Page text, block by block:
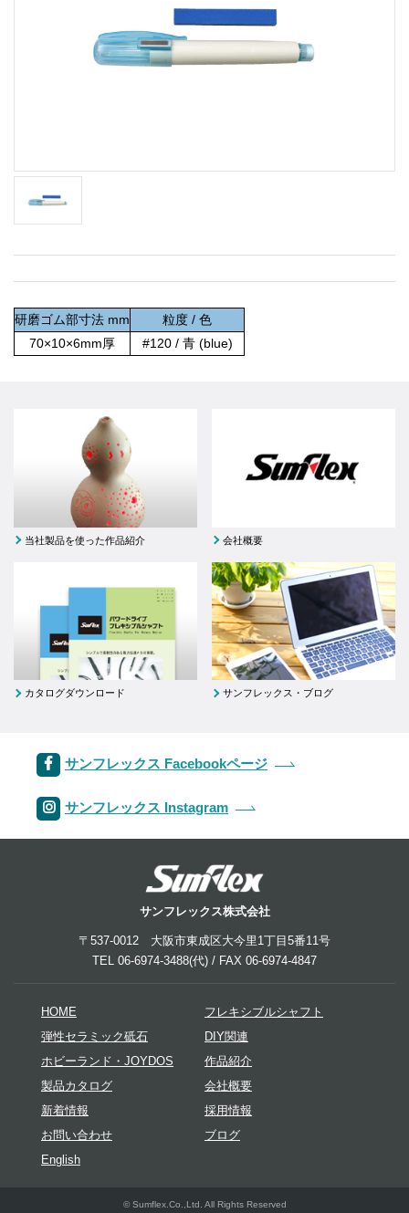
研磨ゴム部寸法 mm
粒度 / 色
70×10×6mm厚
#120 / 青 (blue)
当社製品を使った作品紹介 会社概要
カタログダウンロード サンフレックス・ブログ
サンフレックス Facebookページ
サンフレックス Instagram
サンフレックス株式会社
〒537-0012 大阪市東成区大今里1丁目5番11号
TEL 06-6974-3488(代) / FAX 06-6974-4847
HOME
フレキシブルシャフト
弾性セラミック砥石
DIY関連
ホビーランド・JOYDOS
作品紹介
製品カタログ
会社概要
新着情報
採用情報
お問い合わせ
ブログ
English
© Sumflex.Co.,Ltd. All Rights Reserved